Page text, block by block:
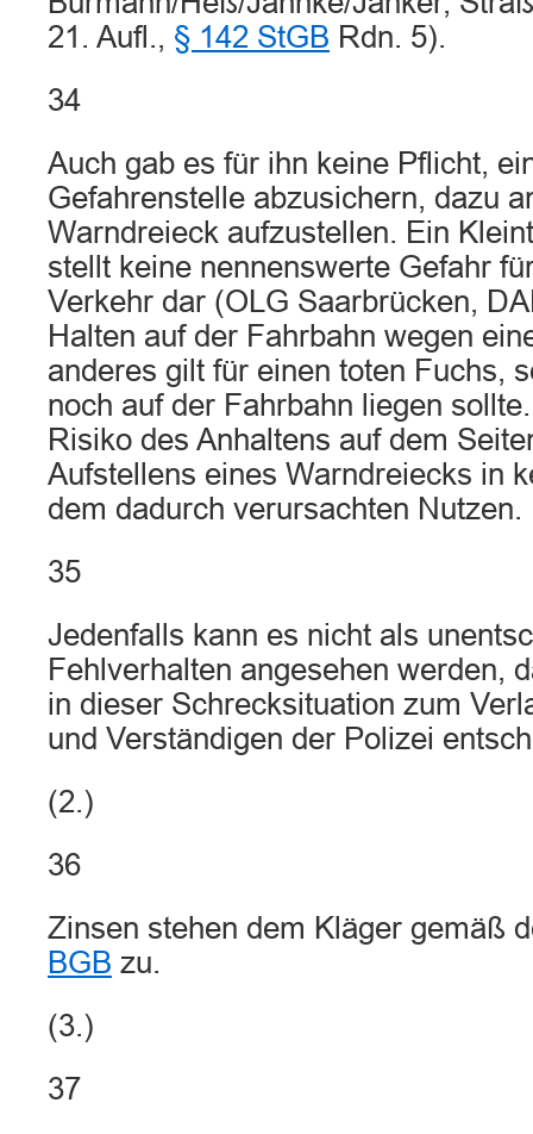
21. Aufl., § 142 StGB Rdn. 5).
34
Auch gab es für ihn keine Pflicht,
Gefahrenstelle abzusichern, dazu
Warndreieck aufzustellen. Ein
stellt keine nennenswerte Gefahr
Verkehr dar (OLG Saarbrücken,
Halten auf der Fahrbahn wegen
anderes gilt für einen toten Fuchs,
noch auf der Fahrbahn liegen
Risiko des Anhaltens auf dem
Aufstellens eines Warndreiecks in
dem dadurch verursachten Nutzen.
35
Jedenfalls kann es nicht als
Fehlverhalten angesehen werden,
in dieser Schrecksituation zum
und Verständigen der Polizei
(2.)
36
Zinsen stehen dem Kläger gemäß
BGB zu.
(3.)
37